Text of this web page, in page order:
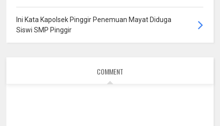
Ini Kata Kapolsek Pinggir Penemuan Mayat Diduga
Siswi SMP Pinggir
COMMENT